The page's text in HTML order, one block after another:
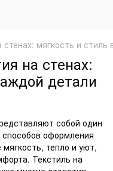
мягкость и
на стенах:
детали
собой один
оформления
тепло и уют,
Текстиль на